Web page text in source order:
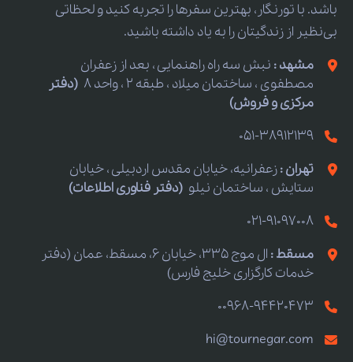
باشد. با تورنگار، بهترین سفرها را تجربه کنید و لحظاتی
بی‌نظیر از زندگیتان را به یاد داشته باشید.
مشهد : نبش سه راه راهنمایی ، بعد از زعفران
مصطفوی ، ساختمان میلاد ، طبقه 2 ، واحد 8
(دفتر
مرکزی و فروش)
051-38912139
تهران :زعفرانیه، خیابان مقدس اردبیلی ، خیابان
ستایش ، ساختمان نیلو (دفتر فناوری اطلاعات)
021-91097008
مسقط :
ال موج 335، خیابان 6، مسقط، عمان (دفتر
خدمات کارگزاری خلیج فارس)
00968-94420473
hi@tournegar.com